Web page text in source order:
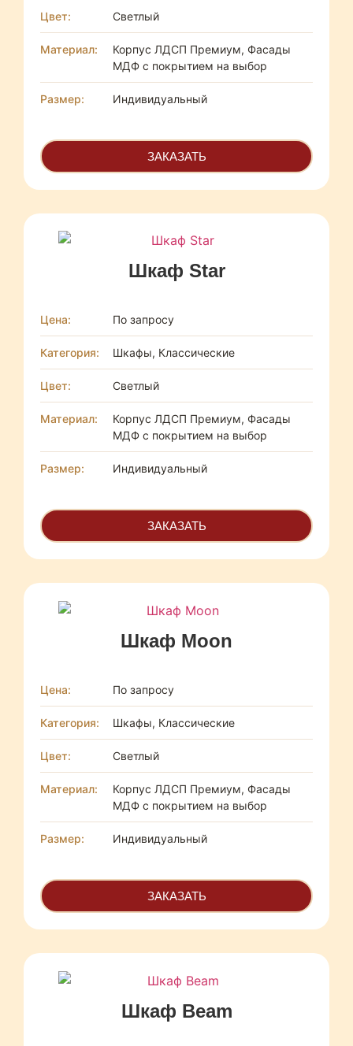
Цвет: Светлый
Материал:
Корпус ЛДСП Премиум, Фасады
МДФ с покрытием на выбор
Размер: Индивидуальный
ЗАКАЗАТЬ
Шкаф Star
Цена: По запросу
Категория: Шкафы, Классические
Цвет: Светлый
Материал:
Корпус ЛДСП Премиум, Фасады
МДФ с покрытием на выбор
Размер: Индивидуальный
ЗАКАЗАТЬ
Шкаф Moon
Цена: По запросу
Категория: Шкафы, Классические
Цвет: Светлый
Материал:
Корпус ЛДСП Премиум, Фасады
МДФ с покрытием на выбор
Размер: Индивидуальный
ЗАКАЗАТЬ
Шкаф Beam